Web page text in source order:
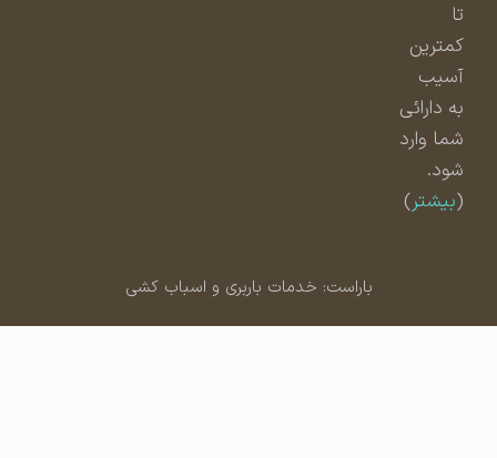
کمترین
آسیب
به دارائی
شما وارد
شود.
بیشتر)
باراست: خدمات باربری و اسباب کشی